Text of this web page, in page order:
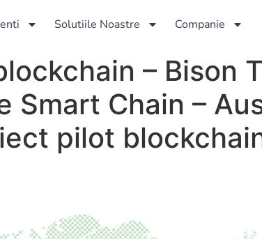
Solutiile Noastre Companie
– Bison
Smart Chain –
pilot